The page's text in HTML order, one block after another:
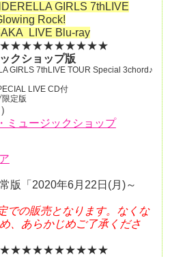
GIRLS 7thLIVE
Rock!
LIVE Blu-ray
クショップ版
GIRLS 7thLIVE TOUR Special 3chord♪
LIVE CD付
定版
ミュージックショップ
版「2020年6月22日(月)～
での販売となります。なくな
、あらかじめご了承くださ